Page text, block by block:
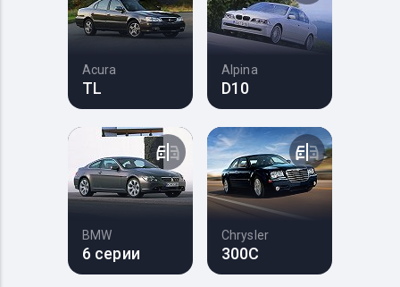
Acura
TL
Alpina
D10
BMW
6 серии
Chrysler
300C